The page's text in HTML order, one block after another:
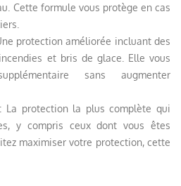
Cette formule vous protège en cas
protection améliorée incluant des
et bris de glace. Elle vous
sans augmenter
La protection la plus complète qui
y compris ceux dont vous êtes
maximiser votre protection, cette